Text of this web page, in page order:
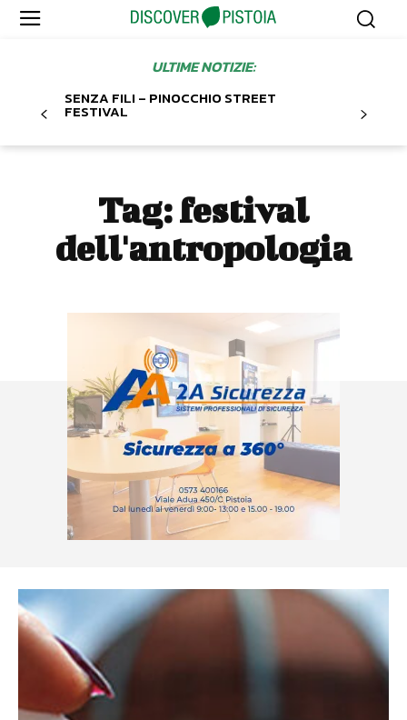
ULTIME NOTIZIE:
SENZA FILI – PINOCCHIO STREET
FESTIVAL
Tag:festival
dell'antropologia